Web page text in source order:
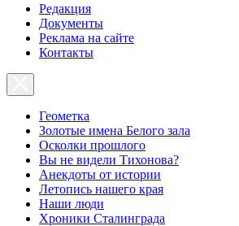
Редакция
Документы
Реклама на сайте
Контакты
Геометка
Золотые имена Белого зала
Осколки прошлого
Вы не видели Тихонова?
Анекдоты от истории
Летопись нашего края
Наши люди
Хроники Сталинграда